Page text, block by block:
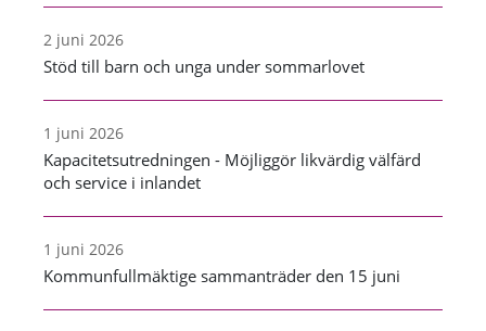
2 juni 2026
Stöd till barn och unga under sommarlovet
1 juni 2026
Kapacitetsutredningen - Möjliggör likvärdig välfärd
och service i inlandet
1 juni 2026
Kommunfullmäktige sammanträder den 15 juni